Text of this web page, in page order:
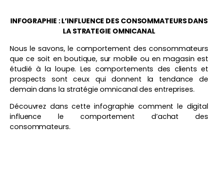
INFOGRAPHIE : L’INFLUENCE DES CONSOMMATEURS DANS
LA STRATEGIE OMNICANAL
Nous le savons, le comportement des consommateurs
que ce soit en boutique, sur mobile ou en magasin est
étudié à la loupe. Les comportements des clients et
prospects sont ceux qui donnent la tendance de
demain dans la stratégie omnicanal des entreprises.
Découvrez dans cette infographie comment le digital
influence le comportement d’achat des
consommateurs.